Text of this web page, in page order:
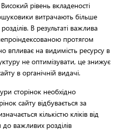
рівень вкладеності
витрачають більше
В результаті важлива
протягом
впливає на видимість ресурсу в
не оптимізувати, це знижує
в органічній видачі.
сторінок необхідно
сайту відбувається за
кількістю кліків від
важливих розділів